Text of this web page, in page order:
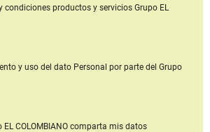
condiciones productos y serviciosGrupo EL
y uso del dato Personal por parte del Grupo
COLOMBIANOcomparta mis datos